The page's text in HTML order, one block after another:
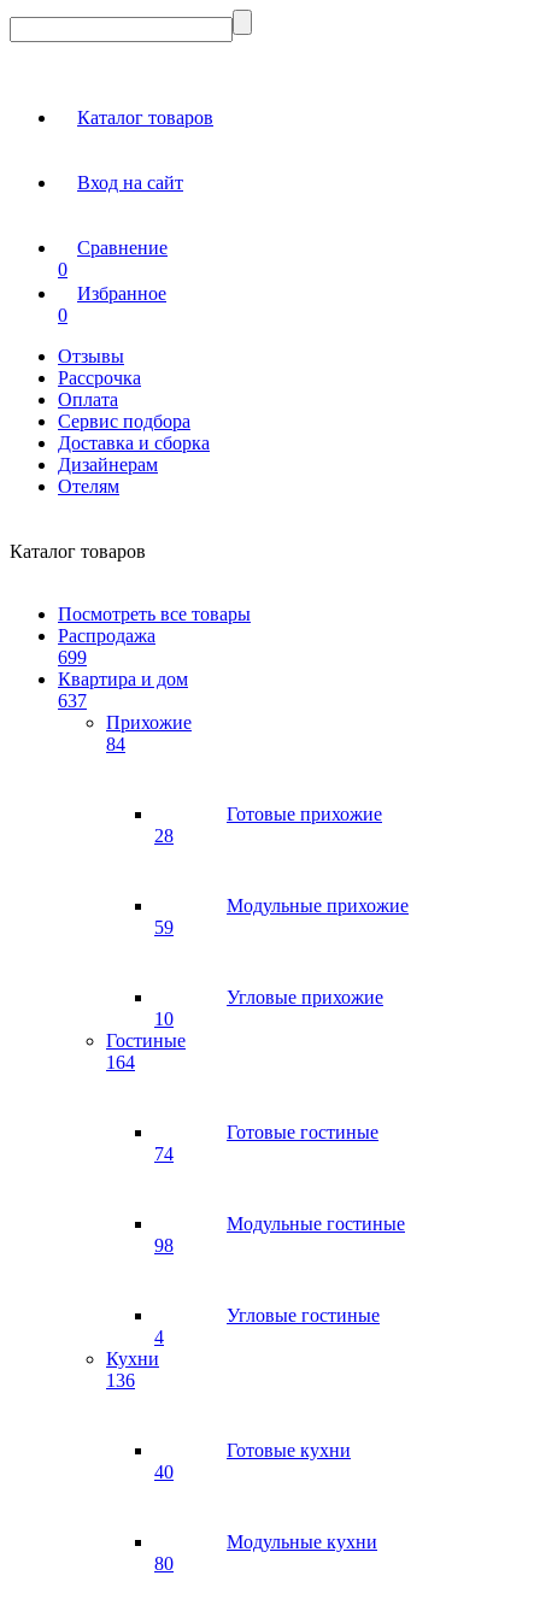
Каталог товаров
Вход на сайт
Сравнение
0
Избранное
0
Отзывы
Рассрочка
Оплата
Сервис подбора
Доставка и сборка
Дизайнерам
Отелям
Каталог товаров
Посмотреть все товары
Распродажа
699
Квартира и дом
637
Прихожие
84
Готовые прихожие
28
Модульные прихожие
59
Угловые прихожие
10
Гостиные
164
Готовые гостиные
74
Модульные гостиные
98
Угловые гостиные
4
Кухни
136
Готовые кухни
40
Модульные кухни
80